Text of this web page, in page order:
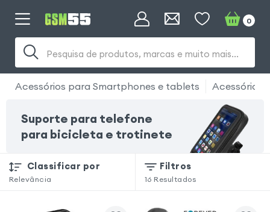
Pesquisa de produtos, marcas e muito mais...
0
Acessórios para Smartphones e tablets Acessório
Suporte para telefone
para bicicleta e trotinete
Classificar por
Relevância
Filtros
16 Resultados